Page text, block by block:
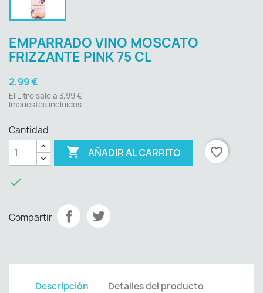
EMPARRADO VINO MOSCATO
FRIZZANTE PINK 75 CL
2,99 €
El Litro sale a 3,99 €
Impuestos incluidos
Cantidad
 AÑADIR AL CARRITO favorite_border

Compartir
Descripción Detalles del producto